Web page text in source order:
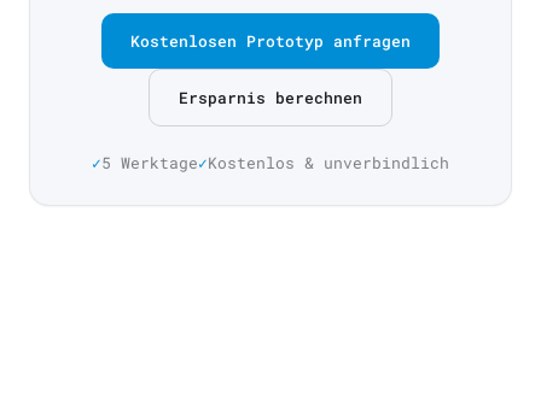
Kostenlosen Prototyp anfragen
Ersparnis berechnen
5 Werktage Kostenlos & unverbindlich